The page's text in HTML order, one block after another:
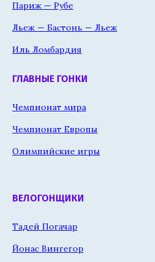
Париж — Рубе
Льеж — Бастонь — Льеж
Иль Ломбардия
ГЛАВНЫЕ ГОНКИ
Чемпионат мира
Чемпионат Европы
Олимпийские игры
ВЕЛОГОНЩИКИ
Тадей Погачар
Йонас Вингегор